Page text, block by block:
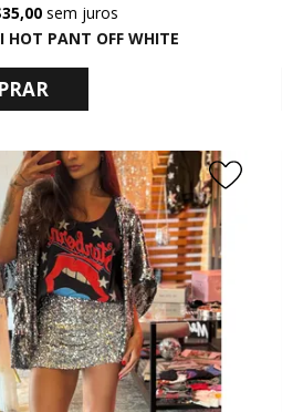
HOT PANT OFF WHITE
35,00 sem juros